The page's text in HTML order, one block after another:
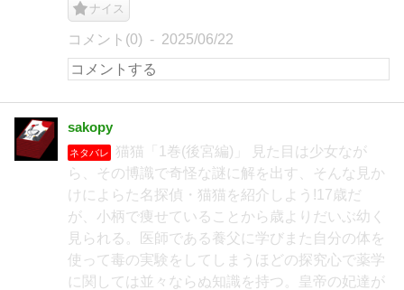
ナイス
コメント(0) 2025/06/22
sakopy
ネタバレ
猫猫「1巻(後宮編)」 見た目は少女なが
ら、その博識で奇怪な謎に解を出す、そんな見か
けによらた名探偵・猫猫を紹介しよう!17歳だ
が、小柄で痩せていることから歳よりだいぶ幼く
見られる。医師である養父に学びまた自分の体を
使って毒の実験をしてしまうほどの探究心で薬学
に関しては並々ならぬ知識を持つ。皇帝の妃達が